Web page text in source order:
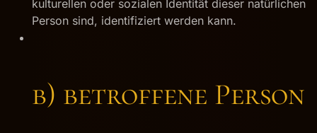
kulturellen oder sozialen Identität dieser natürlichen
Person sind, identifiziert werden kann.
b) betroffene Person